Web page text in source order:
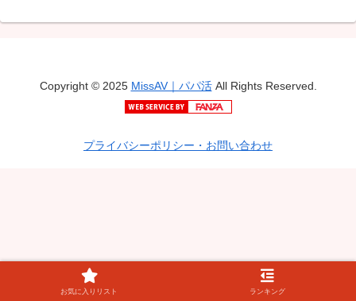
Copyright © 2025 MissAV｜パパ活All Rights Reserved.
プライバシーポリシー・お問い合わせ
お気に入りリスト ランキング